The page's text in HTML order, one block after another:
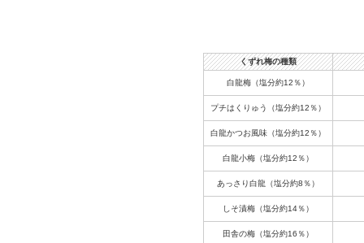
くずれ梅の種類
白龍梅（塩分約12％）
プチはくりゅう（塩分約12％）
白龍かつお風味（塩分約12％）
白龍小梅（塩分約12％）
あっさり白龍（塩分約8％）
しそ漬梅（塩分約14％）
田舎の梅（塩分約16％）